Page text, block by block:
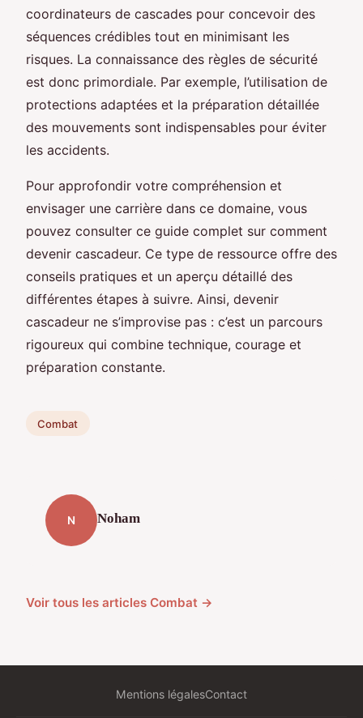
coordinateurs de cascades pour concevoir des
séquences crédibles tout en minimisant les
risques. La connaissance des règles de sécurité
est donc primordiale. Par exemple, l’utilisation de
protections adaptées et la préparation détaillée
des mouvements sont indispensables pour éviter
les accidents.
Pour approfondir votre compréhension et
envisager une carrière dans ce domaine, vous
pouvez consulter ce guide complet sur comment
devenir cascadeur. Ce type de ressource offre des
conseils pratiques et un aperçu détaillé des
différentes étapes à suivre. Ainsi, devenir
cascadeur ne s’improvise pas : c’est un parcours
rigoureux qui combine technique, courage et
préparation constante.
Combat
N Noham
Voir tous les articles Combat →
Mentions légalesContact